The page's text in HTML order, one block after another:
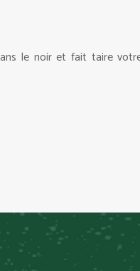
le noir et fait taire